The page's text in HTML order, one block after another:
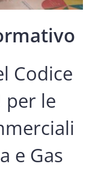
Codice
per le
e Gas